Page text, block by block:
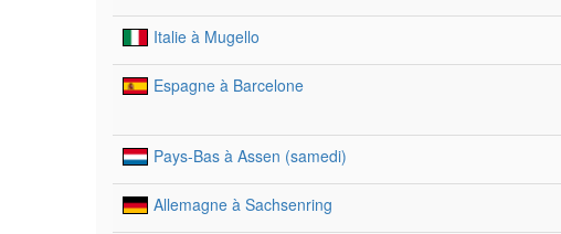
Italie à Mugello
Espagne à Barcelone
Pays-Bas à Assen (samedi)
Allemagne à Sachsenring